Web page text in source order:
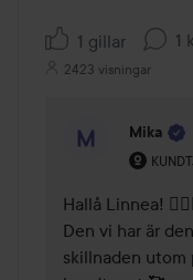
1 gillar 1
2423 visningar
Mika
Hallå Linnea!
Den vi har är
skillnaden utom